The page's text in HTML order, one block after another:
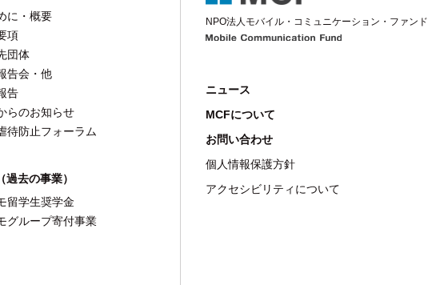
に・概要
項
団体
告会・他
告
らのお知らせ
待防止フォーラム
過去の事業）
留学生奨学金
グループ寄付事業
NPO法人 モバイル・コミュニケーション・ファンド
ニュース
MCFについて
お問い合わせ
個人情報保護方針
アクセシビリティについて